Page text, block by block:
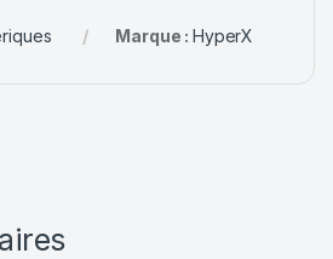
Marque : HyperX